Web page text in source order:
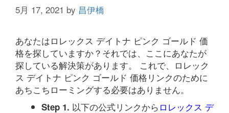
5月 17, 2021 by 昌伊橋
あなたはロレックス デイトナ ピンク ゴールド 価
格を探していますか？それでは、ここにあなたが
探している解決策があります。 これで、ロレック
ス デイトナ ピンク ゴールド 価格リンクのために
あちこちローミングする必要はありません。
Step 1. 以下の公式リンクから ロレックス デ